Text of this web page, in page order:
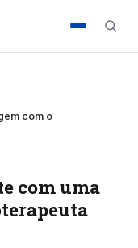
com o
com uma